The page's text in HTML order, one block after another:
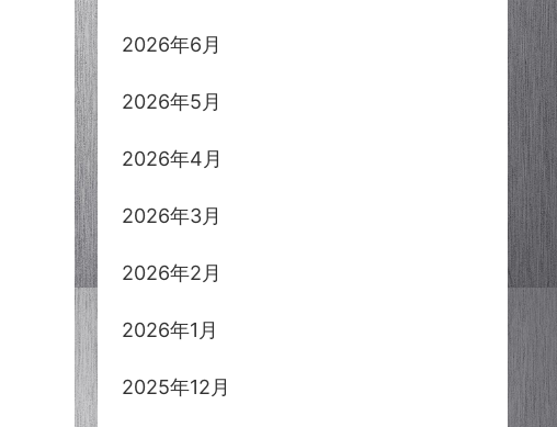
2026年6月
2026年5月
2026年4月
2026年3月
2026年2月
2026年1月
2025年12月